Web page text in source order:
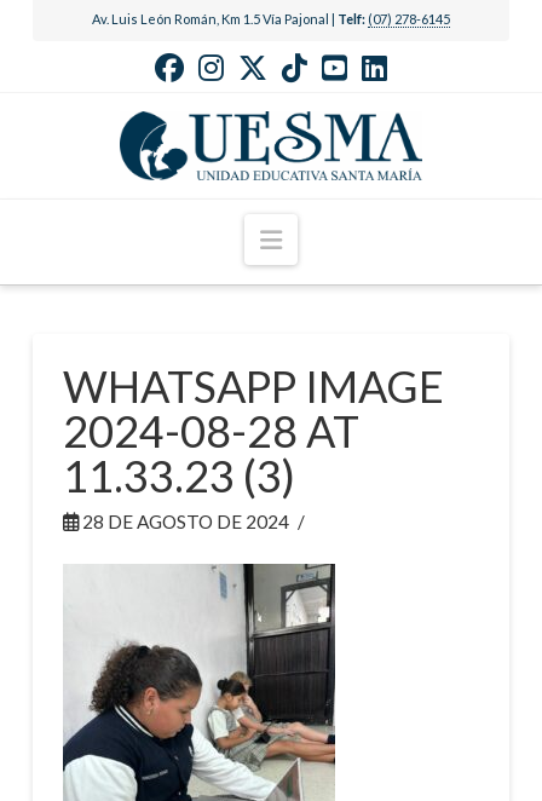
Av. Luis León Román, Km 1.5 Vía Pajonal | Telf: (07) 278-6145
Navigation
WHATSAPP IMAGE
2024-08-28 AT
11.33.23 (3)
28 DE AGOSTO DE 2024